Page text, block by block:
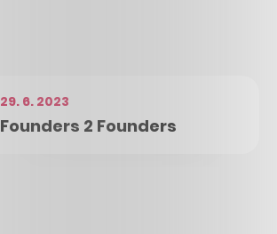
29. 6. 2023
Founders 2 Founders